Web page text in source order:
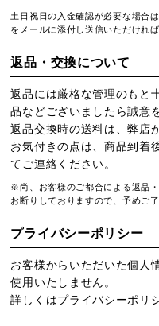
土日祝日の入金確認が必要な場合
をメールに添付し送信いただけれ
返品・交換について
返品には厳格な管理のもと
品などございましたら誠意
返品交換時の送料は、弊店
お気付きの点は、商品到着
てご連絡ください。
※尚、お客様のご都合による返品
お断りしておりますので、予めご
プライバシーポリシー
お客様からいただいた個人
使用いたしません。
詳しくはプライバシーポリ